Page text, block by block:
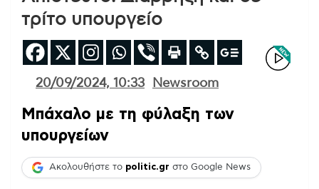
τρίτο υπουργείο
20/09/2024, 10:33 Newsroom
Μπάχαλο με τη φύλαξη των
υπουργείων
Ακολουθήστε το politic.gr στο Google News